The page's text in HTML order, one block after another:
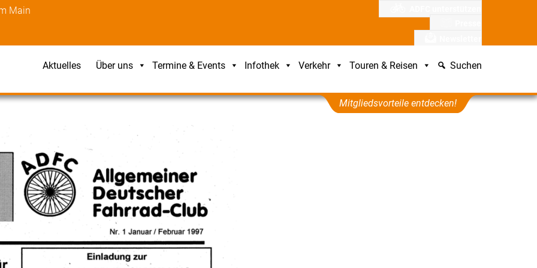
Main
Aktuelles Über uns Termine & Events Infothek Verkehr Touren & Reisen Suchen
Mitgliedsvorteile entdecken!